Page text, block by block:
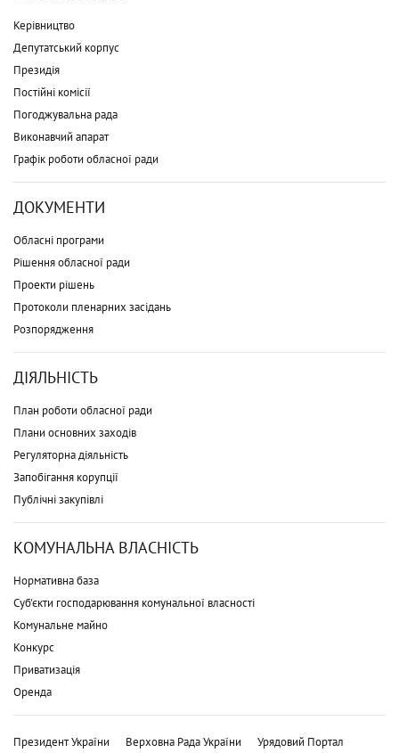
Керівництво
Депутатський корпус
Президія
Постійні комісії
Погоджувальна рада
Виконавчий апарат
Графік роботи обласної ради
ДОКУМЕНТИ
Обласні програми
Рішення обласної ради
Проекти рішень
Протоколи пленарних засідань
Розпорядження
ДІЯЛЬНІСТЬ
План роботи обласної ради
Плани основних заходів
Регуляторна діяльність
Запобігання корупції
Публічні закупівлі
КОМУНАЛЬНА ВЛАСНІСТЬ
Нормативна база
Суб'єкти господарювання комунальної власності
Комунальне майно
Конкурс
Приватизація
Оренда
Президент України Верховна Рада України Урядовий Портал